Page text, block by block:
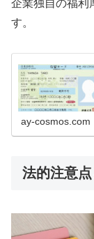
企業独自の福利
す。
ay-cosmos.com
法的注意